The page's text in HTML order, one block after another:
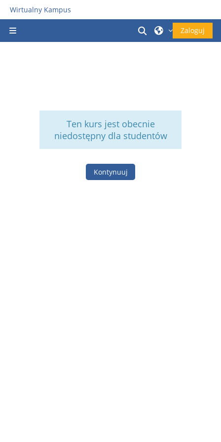
Przejdź do głównej zawartości
Wirtualny Kampus
Przełącznik
Zaloguj
Ten kurs jest obecnie
niedostępny dla studentów
Kontynuuj